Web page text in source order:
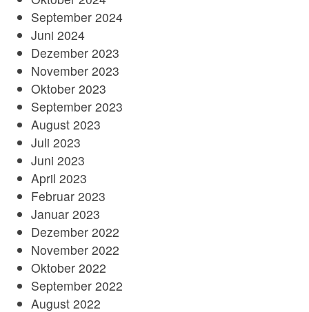
September 2024
Juni 2024
Dezember 2023
November 2023
Oktober 2023
September 2023
August 2023
Juli 2023
Juni 2023
April 2023
Februar 2023
Januar 2023
Dezember 2022
November 2022
Oktober 2022
September 2022
August 2022